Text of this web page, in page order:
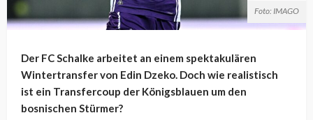
Foto: IMAGO
Der FC Schalke arbeitet an einem spektakulären
Wintertransfer von Edin Dzeko. Doch wie realistisch
ist ein Transfercoup der Königsblauen um den
bosnischen Stürmer?